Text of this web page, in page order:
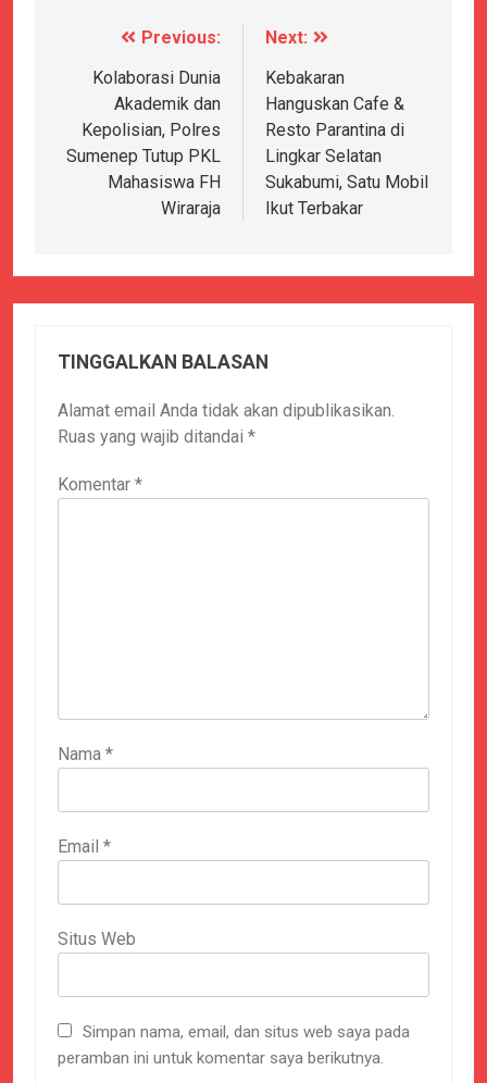
Navigasi
pos
Previous:
Kolaborasi Dunia
Akademik dan
Kepolisian, Polres
Sumenep Tutup PKL
Mahasiswa FH
Wiraraja
Next:
Kebakaran
Hanguskan Cafe &
Resto Parantina di
Lingkar Selatan
Sukabumi, Satu Mobil
Ikut Terbakar
TINGGALKAN BALASAN
Alamat email Anda tidak akan dipublikasikan.
Ruas yang wajib ditandai *
Komentar *
Nama *
Email *
Situs Web
Simpan nama, email, dan situs web saya pada
peramban ini untuk komentar saya berikutnya.